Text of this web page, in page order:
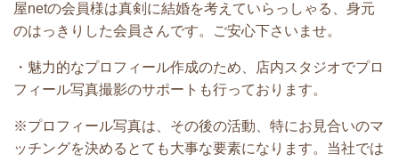
屋netの会員様は真剣に結婚を考えていらっしゃる、身元
のはっきりした会員さんです。ご安心下さいませ。
・魅力的なプロフィール作成のため、店内スタジオでプロ
フィール写真撮影のサポートも行っております。
※プロフィール写真は、その後の活動、特にお見合いのマ
ッチングを決めるとても大事な要素になります。当社では